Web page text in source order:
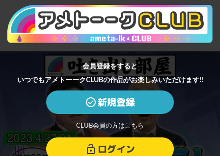
会員登録をすると
いつでもアメトーークCLUBの作品がお楽しみいただけます!!
新規登録
CLUB会員の方はこちら
ログイン